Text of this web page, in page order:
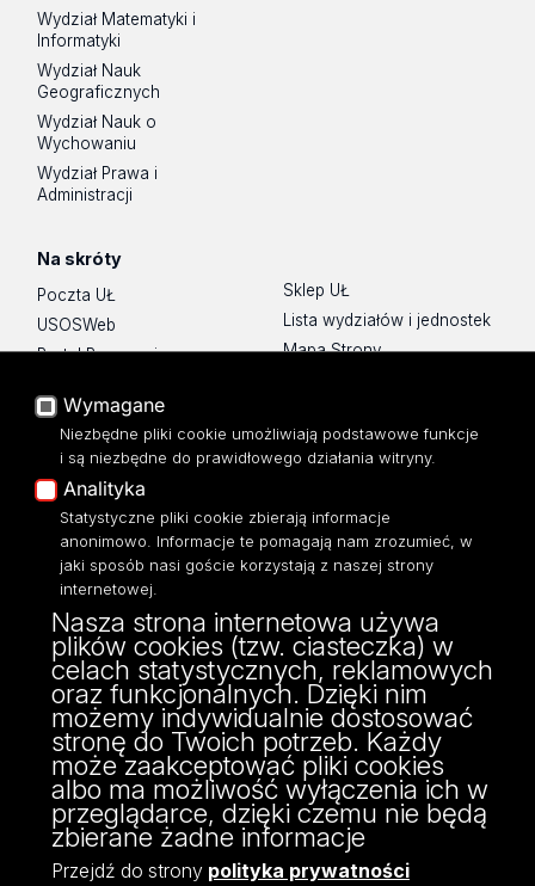
Wydział Matematyki i
Informatyki
Wydział Nauk
Geograficznych
Wydział Nauk o
Wychowaniu
Wydział Prawa i
Administracji
Na skróty
Poczta UŁ
USOSWeb
Portal Pracowniczy
Platforma e-learningowa
Moodle
Eksperci UŁ
Polityka Prywatności
Dostępność
Sklep UŁ
Lista wydziałów i jednostek
Mapa Strony
ul. POW 3/5,
90-255 Łódź
tel: 42/635 53 56
fax: 42/635 50 32
Wymagane
Niezbędne pliki cookie umożliwiają podstawowe funkcje
i są niezbędne do prawidłowego działania witryny.
Analityka
Statystyczne pliki cookie zbierają informacje
anonimowo. Informacje te pomagają nam zrozumieć, w
jaki sposób nasi goście korzystają z naszej strony
internetowej.
Nasza strona internetowa używa
plików cookies (tzw. ciasteczka) w
celach statystycznych, reklamowych
oraz funkcjonalnych. Dzięki nim
możemy indywidualnie dostosować
stronę do Twoich potrzeb. Każdy
może zaakceptować pliki cookies
albo ma możliwość wyłączenia ich w
przeglądarce, dzięki czemu nie będą
zbierane żadne informacje
Przejdź do strony polityka prywatności